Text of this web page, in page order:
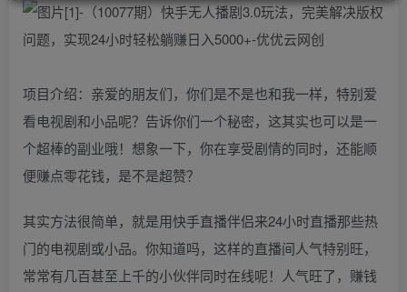
项目介绍：亲爱的朋友们，你们是不是也和我一样，特别爱
看电视剧和小品呢？告诉你们一个秘密，这其实也可以是一
个超棒的副业哦！想象一下，你在享受剧情的同时，还能顺
便赚点零花钱，是不是超赞？
其实方法很简单，就是用快手直播伴侣来24小时直播那些热
门的电视剧或小品。你知道吗，这样的直播间人气特别旺，
常常有几百甚至上千的小伙伴同时在线呢！人气旺了，赚钱